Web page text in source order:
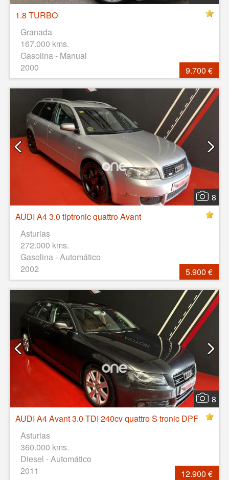
1.8 TURBO
Granada
167.000 kms.
Gasolina - Manual
2000
9.700 €
8
AUDI A4 3.0 tiptronic quattro Avant
Asturias
272.000 kms.
Gasolina - Automático
2002
5.900 €
8
AUDI A4 Avant 3.0 TDI 240cv quattro S tronic DPF
Asturias
360.000 kms.
Diesel - Automático
2011
12.900 €